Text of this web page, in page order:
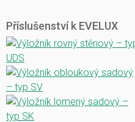
Příslušenství k EVELUX